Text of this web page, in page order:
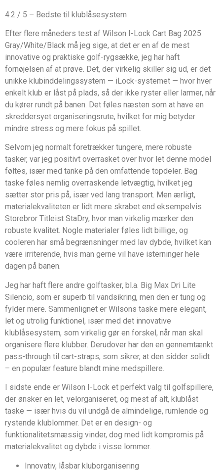
4.2 / 5 – Bedste til klublåsesystem
Efter flere måneders test af Wilson I-Lock Cart Bag 2025
Gray/White/Black må jeg sige, at det er en af de mest
innovative og praktiske golf-rygsække, jeg har haft
fornøjelsen af at prøve. Det, der virkelig skiller sig ud, er det
unikke klubinddelingssystem — iLock-systemet — hvor hver
enkelt klub er låst på plads, så der ikke ryster eller larmer, når
du kører rundt på banen. Det føles næsten som at have en
skreddersyet organiseringsrute, hvilket for mig betyder
mindre stress og mere fokus på spillet.
Selvom jeg normalt foretrækker tungere, mere robuste
tasker, var jeg positivt overrasket over hvor let denne model
føltes, især med tanke på den omfattende topdeler. Bag
taske føles nemlig overraskende letvægtig, hvilket jeg
sætter stor pris på, især ved lang transport. Men ærligt,
materialekvaliteten er lidt mere skrabet end eksempelvis
Storebror Titleist StaDry, hvor man virkelig mærker den
robuste kvalitet. Nogle materialer føles lidt billige, og
cooleren har små begrænsninger med lav dybde, hvilket kan
være irriterende, hvis man gerne vil have isterninger hele
dagen på banen.
Jeg har haft flere andre golftasker, bl.a. Big Max Dri Lite
Silencio, som er superb til vandsikring, men den er tung og
fylder mere. Sammenlignet er Wilsons taske mere elegant,
let og utrolig funktionel, især med det innovative
klublåsesystem, som virkelig gør en forskel, når man skal
organisere flere klubber. Derudover har den en gennemtænkt
pass-through til cart-straps, som sikrer, at den sidder solidt
– en populær feature blandt mine medspillere.
I sidste ende er Wilson I-Lock et perfekt valg til golfspillere,
der ønsker en let, velorganiseret, og mest af alt, klublåst
taske — især hvis du vil undgå de almindelige, rumlende og
rystende klublommer. Det er en design- og
funktionalitetsmæssig vinder, dog med lidt kompromis på
materialekvalitet og dybde i visse lommer.
Innovativ, låsbar kluborganisering